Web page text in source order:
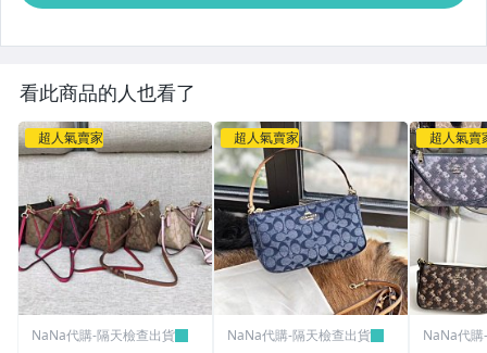
看此商品的人也看了
超人氣賣家
NaNa代購-隔天檢查出貨
超人氣賣家
NaNa代購-隔天檢查出貨
超人氣賣
NaNa代